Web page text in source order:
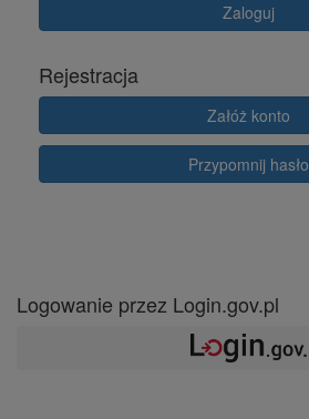
Zaloguj
Rejestracja
Załóż konto
Przypomnij hasło
Logowanie przez Login.gov.pl